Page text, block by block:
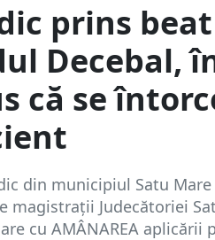
prins
Decebal,
că se
din municipiul Satu
magistrații Judecătoriei
cu AMÂNAREA aplicării